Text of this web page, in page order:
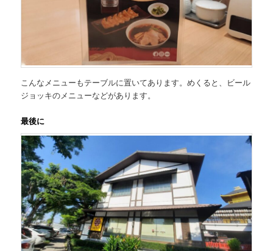
こんなメニューもテーブルに置いてあります。めくると、ビール
ジョッキのメニューなどがあります。
最後に